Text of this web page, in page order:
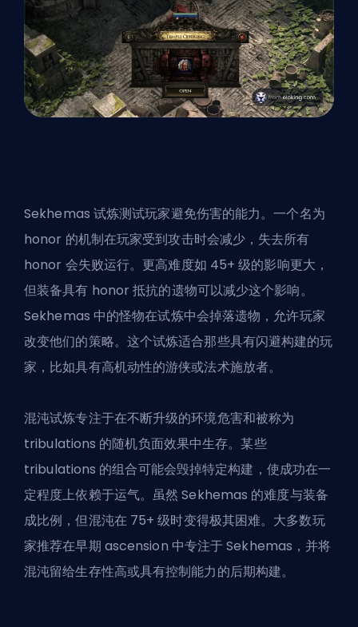
Sekhemas 试炼测试玩家避免伤害的能力。一个名为
honor 的机制在玩家受到攻击时会减少，失去所有
honor 会失败运行。更高难度如 45+ 级的影响更大，
但装备具有 honor 抵抗的遗物可以减少这个影响。
Sekhemas 中的怪物在试炼中会掉落遗物，允许玩家
改变他们的策略。这个试炼适合那些具有闪避构建的玩
家，比如具有高机动性的游侠或法术施放者。
混沌试炼专注于在不断升级的环境危害和被称为
tribulations 的随机负面效果中生存。某些
tribulations 的组合可能会毁掉特定构建，使成功在一
定程度上依赖于运气。虽然 Sekhemas 的难度与装备
成比例，但混沌在 75+ 级时变得极其困难。大多数玩
家推荐在早期 ascension 中专注于 Sekhemas，并将
混沌留给生存性高或具有控制能力的后期构建。